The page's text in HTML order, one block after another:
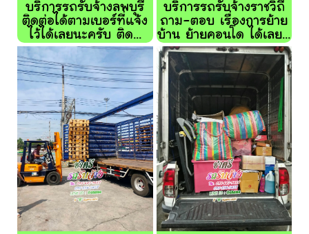
บริการรถรับจ้างลพบุรี
ติดต่อได้ตามเบอร์ที่แจ้ง
ไว้ได้เลยนะครับ ติด...
บริการรถรับจ้างราชวิถี
ถาม-ตอบ เรื่องการย้าย
บ้าน ย้ายคอนโด ได้เลย...